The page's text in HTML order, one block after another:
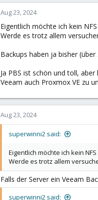
Aug 23, 2024
Eigentlich möchte ich kein
Werde es trotz allem
Backups haben ja bisher
Ja PBS ist schön und toll,
Veeam auch Proxmox VE zu
Aug 23, 2024
superwinni2 said:
Eigentlich möchte ich kein
Werde es trotz allem
Falls der Server ein Veeam
superwinni2 said: